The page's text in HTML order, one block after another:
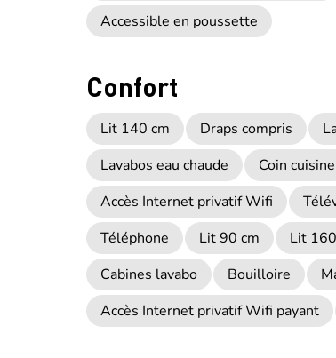
Accessible en poussette
Confort
Lit 140 cm Draps compris
Lavabos eau chaude
Coin cuisine
Accès Internet privatif Wifi
Téléphone
Lit 90 cm Lit
Cabines lavabo
Bouilloire
Accès Internet privatif Wifi payant